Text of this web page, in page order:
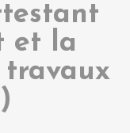
et la
travaux